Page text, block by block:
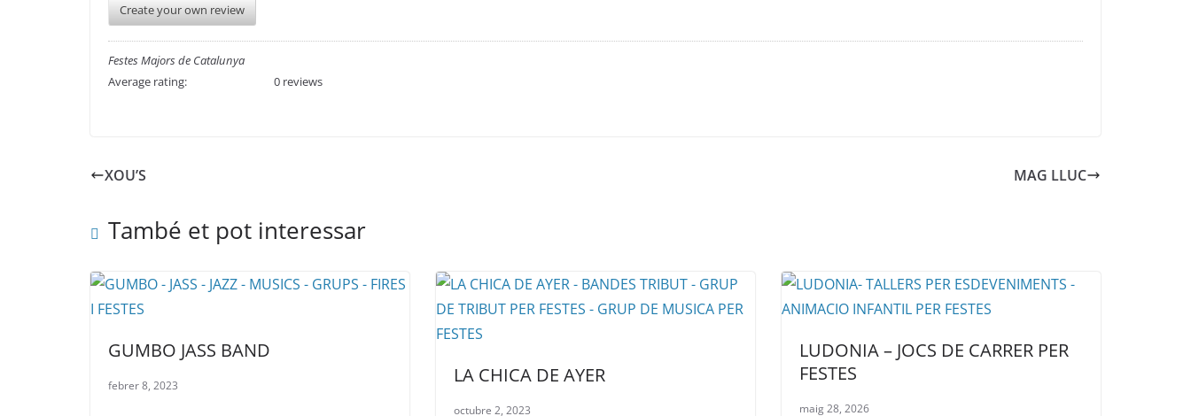
Create your own review
Festes Majors de Catalunya
Average rating:
0 reviews
XOU’S MAG LLUC
També et pot interessar
GUMBO JASS BAND
febrer 8, 2023 LA CHICA DE AYER
octubre 2, 2023
LUDONIA – JOCS DE CARRER PER
FESTES
maig 28, 2026